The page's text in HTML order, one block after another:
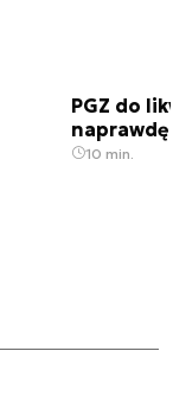
PGZ do
10 min.